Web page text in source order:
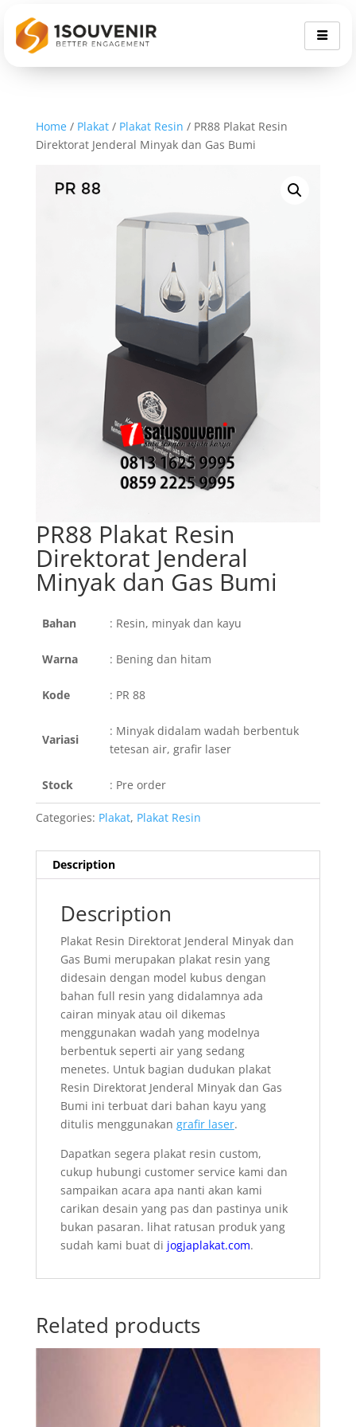
Home/ Plakat/ Plakat Resin / PR88 Plakat Resin
Direktorat Jenderal Minyak dan Gas Bumi
PR88 Plakat Resin
Direktorat Jenderal
Minyak dan Gas Bumi
Bahan : Resin, minyak dan kayu
Warna : Bening dan hitam
Kode : PR 88
Variasi
: Minyak didalam wadah berbentuk
tetesan air, grafir laser
Stock : Pre order
Categories: Plakat, Plakat Resin
Description
Description
Plakat Resin Direktorat Jenderal Minyak dan
Gas Bumi merupakan plakat resin yang
didesain dengan model kubus dengan
bahan full resin yang didalamnya ada
cairan minyak atau oil dikemas
menggunakan wadah yang modelnya
berbentuk seperti air yang sedang
menetes. Untuk bagian dudukan plakat
Resin Direktorat Jenderal Minyak dan Gas
Bumi ini terbuat dari bahan kayu yang
ditulis menggunakan grafir laser.
Dapatkan segera plakat resin custom,
cukup hubungi customer service kami dan
sampaikan acara apa nanti akan kami
carikan desain yang pas dan pastinya unik
bukan pasaran. lihat ratusan produk yang
sudah kami buat di jogjaplakat.com.
Related products